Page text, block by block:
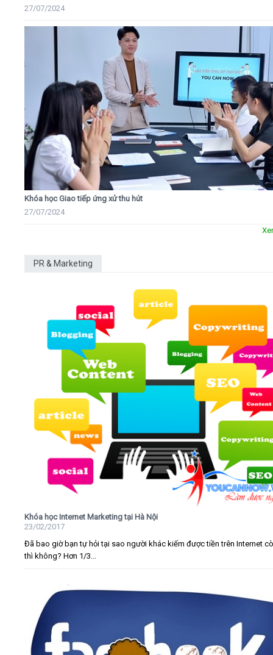
27/07/2024
Khóa học Giao tiếp ứng xử thu hút
27/07/2024
PR & Marketing
Khóa học Internet Marketing tại Hà Nội
23/02/2017
Đã bao giờ bạn tự hỏi tại sao người khác kiếm được tiền trên Internet
thì không? Hơn 1/3...